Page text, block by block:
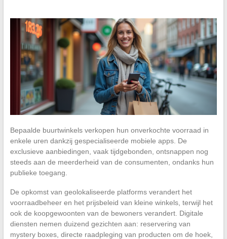
Bepaalde buurtwinkels verkopen hun onverkochte voorraad in
enkele uren dankzij gespecialiseerde mobiele apps. De
exclusieve aanbiedingen, vaak tijdgebonden, ontsnappen nog
steeds aan de meerderheid van de consumenten, ondanks hun
publieke toegang.
De opkomst van geolokaliseerde platforms verandert het
voorraadbeheer en het prijsbeleid van kleine winkels, terwijl het
ook de koopgewoonten van de bewoners verandert. Digitale
diensten nemen duizend gezichten aan: reservering van
mystery boxes, directe raadpleging van producten om de hoek,